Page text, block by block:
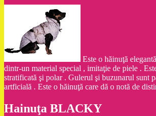
Este o hăinuţă
dintr-un material special , imitaţie de piele .
stratificată şi polar . Gulerul şi buzunarul sunt
artficială . Este o hăinuţă care dă o notă de
Hainuţa BLACKY